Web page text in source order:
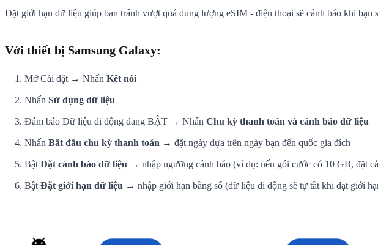
Đặt giới hạn dữ liệu giúp bạn tránh vượt quá dung lượng eSIM - điện thoại sẽ cảnh báo khi
Với thiết bị Samsung Galaxy:
Mở Cài đặt → Nhấn Kết nối
Nhấn Sử dụng dữ liệu
Đảm bảo Dữ liệu di động đang BẬT → Nhấn Chu kỳ thanh toán và cảnh báo dữ liệu
Nhấn Bắt đầu chu kỳ thanh toán → đặt ngày dựa trên ngày bạn đến quốc gia đích
Bật Đặt cảnh báo dữ liệu → nhập ngưỡng cảnh báo (ví dụ: nếu gói cước có 10 GB, đặt
Bật Đặt giới hạn dữ liệu → nhập giới hạn bằng số (dữ liệu di động sẽ tự tắt khi đạt giới